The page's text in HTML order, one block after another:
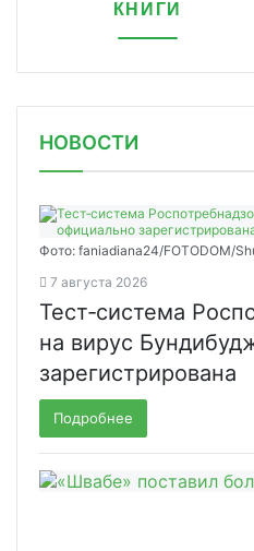
КНИГИ
НОВОСТИ
Фото: faniadiana24/FOTODOM/
7 августа 2026
Тест‑система
на вирус
зарегистрирована
Подробнее